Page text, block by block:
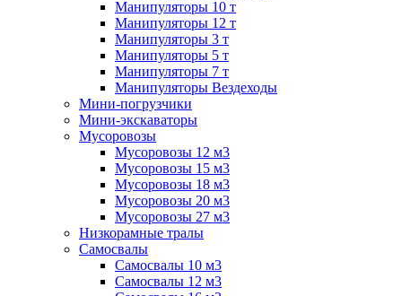
Манипуляторы 10 т
Манипуляторы 12 т
Манипуляторы 3 т
Манипуляторы 5 т
Манипуляторы 7 т
Манипуляторы Вездеходы
Мини-погрузчики
Мини-экскаваторы
Мусоровозы
Мусоровозы 12 м3
Мусоровозы 15 м3
Мусоровозы 18 м3
Мусоровозы 20 м3
Мусоровозы 27 м3
Низкорамные тралы
Самосвалы
Самосвалы 10 м3
Самосвалы 12 м3